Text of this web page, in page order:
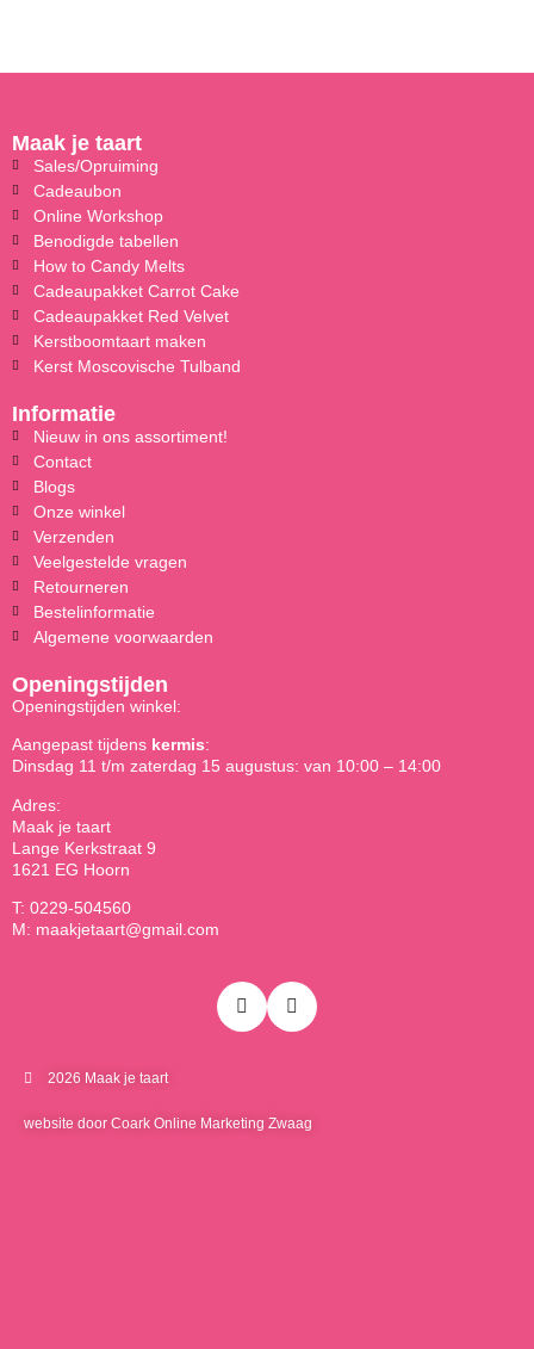
Maak je taart
Sales/Opruiming
Cadeaubon
Online Workshop
Benodigde tabellen
How to Candy Melts
Cadeaupakket Carrot Cake
Cadeaupakket Red Velvet
Kerstboomtaart maken
Kerst Moscovische Tulband
Informatie
Nieuw in ons assortiment!
Contact
Blogs
Onze winkel
Verzenden
Veelgestelde vragen
Retourneren
Bestelinformatie
Algemene voorwaarden
Openingstijden
Openingstijden winkel:
Aangepast tijdens kermis:
Dinsdag 11 t/m zaterdag 15 augustus: van 10:00 – 14:00
Adres:
Maak je taart
Lange Kerkstraat 9
1621 EG Hoorn
T: 0229-504560
M: maakjetaart@gmail.com
2026 Maak je taart
website door Coark Online Marketing Zwaag